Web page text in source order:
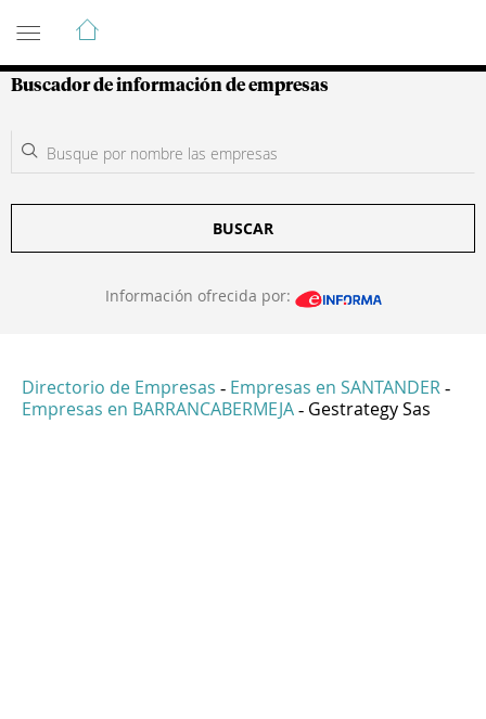
Guía de Empresas Colombianas
Buscador de información de empresas
BUSCAR
Información ofrecida por:
Directorio de Empresas - Empresas en SANTANDER -
Empresas en BARRANCABERMEJA - Gestrategy Sas